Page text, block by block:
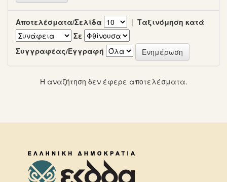
Αποτελέσματα/Σελίδα | Ταξινόμηση κατά
Σε
Συγγραφέας/Εγγραφή
Η αναζήτηση δεν έφερε αποτελέσματα.